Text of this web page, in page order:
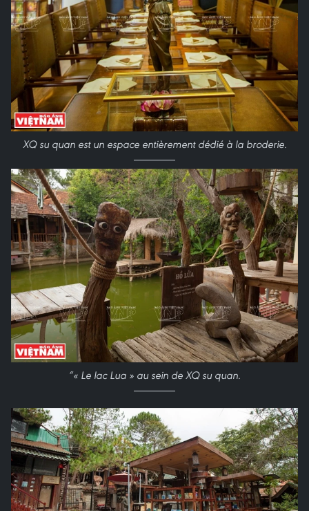
XQ su quan est un espace entièrement dédié à la broderie.
“« Le lac Lua » au sein de XQ su quan.